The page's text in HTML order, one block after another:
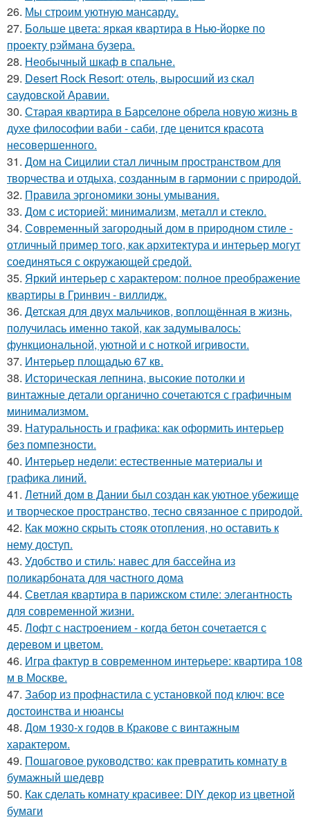
26. Мы строим уютную мансарду.
27. Больше цвета: яркая квартира в Нью-йорке по
проекту рэймана бузера.
28. Необычный шкаф в спальне.
29. Desert Rock Resort: отель, выросший из скал
саудовской Аравии.
30. Старая квартира в Барселоне обрела новую жизнь в
духе философии ваби - саби, где ценится красота
несовершенного.
31. Дом на Сицилии стал личным пространством для
творчества и отдыха, созданным в гармонии с природой.
32. Правила эргономики зоны умывания.
33. Дом с историей: минимализм, металл и стекло.
34. Современный загородный дом в природном стиле -
отличный пример того, как архитектура и интерьер могут
соединяться с окружающей средой.
35. Яркий интерьер с характером: полное преображение
квартиры в Гринвич - виллидж.
36. Детская для двух мальчиков, воплощённая в жизнь,
получилась именно такой, как задумывалось:
функциональной, уютной и с ноткой игривости.
37. Интерьер площадью 67 кв.
38. Историческая лепнина, высокие потолки и
винтажные детали органично сочетаются с графичным
минимализмом.
39. Натуральность и графика: как оформить интерьер
без помпезности.
40. Интерьер недели: естественные материалы и
графика линий.
41. Летний дом в Дании был создан как уютное убежище
и творческое пространство, тесно связанное с природой.
42. Как можно скрыть стояк отопления, но оставить к
нему доступ.
43. Удобство и стиль: навес для бассейна из
поликарбоната для частного дома
44. Светлая квартира в парижском стиле: элегантность
для современной жизни.
45. Лофт с настроением - когда бетон сочетается с
деревом и цветом.
46. Игра фактур в современном интерьере: квартира 108
м в Москве.
47. Забор из профнастила с установкой под ключ: все
достоинства и нюансы
48. Дом 1930-х годов в Кракове с винтажным
характером.
49. Пошаговое руководство: как превратить комнату в
бумажный шедевр
50. Как сделать комнату красивее: DIY декор из цветной
бумаги